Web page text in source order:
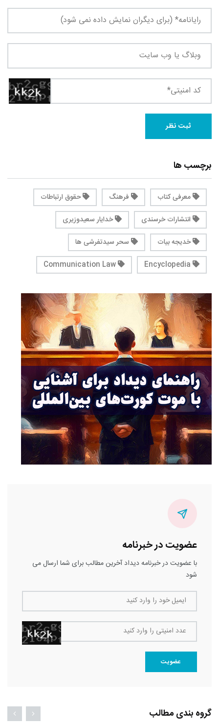
برچسب ها
معرفی کتاب فرهنگ
حقوق ارتباطات
انتشارات خرسندی
خدایار سعیدوزیری
خدیجه بیات
سحر سیدتفرشی ها
عضویت در خبرنامه
با عضویت در خبرنامه دیداد آخرین مطالب برای شما ارسال می
شود
ایمیل خود را وارد کنید
عدد امنیتی را وارد کنید
عضویت
گروه بندی مطالب